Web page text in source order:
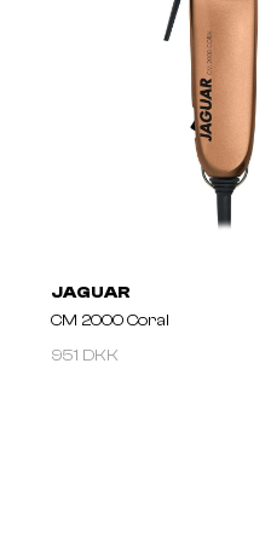
JAGUAR
CM 2000 Coral
951 DKK